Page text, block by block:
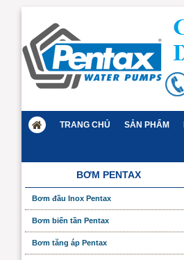
TRANG CHỦ SẢN PHẨM
BƠM PENTAX
Bơm đầu Inox Pentax
Bơm biến tần Pentax
Bơm tăng áp Pentax